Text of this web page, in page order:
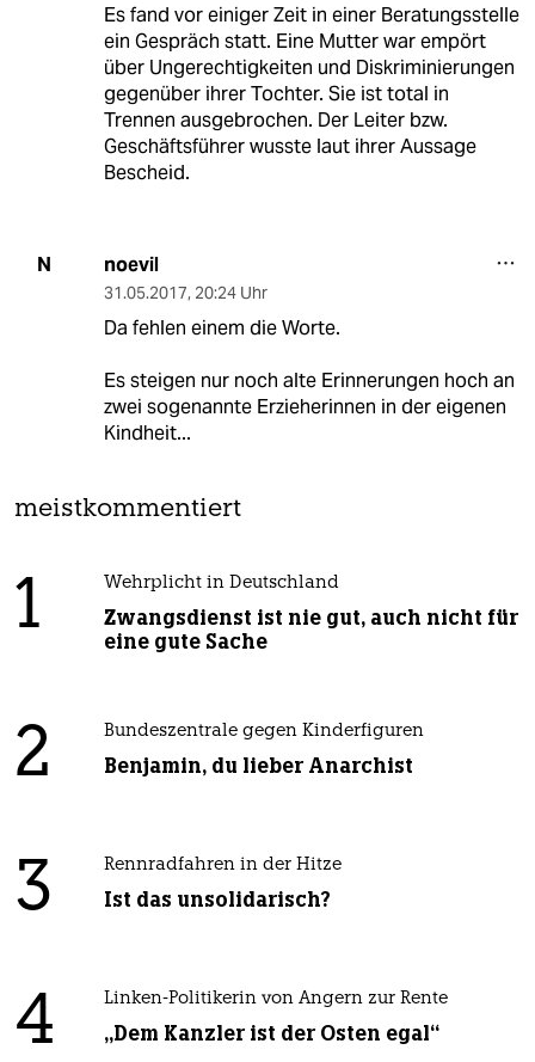
Es fand vor einiger Zeit in einer Beratungsstelle
ein Gespräch statt. Eine Mutter war empört
über Ungerechtigkeiten und Diskriminierungen
gegenüber ihrer Tochter. Sie ist total in
Trennen ausgebrochen. Der Leiter bzw.
Geschäftsführer wusste laut ihrer Aussage
Bescheid.
N noevil
31.05.2017, 20:24 Uhr
Da fehlen einem die Worte.
Es steigen nur noch alte Erinnerungen hoch an
zwei sogenannte Erzieherinnen in der eigenen
Kindheit...
meistkommentiert
1 Wehrplicht in Deutschland
Zwangsdienst ist nie gut, auch nicht für
eine gute Sache
2 Bundeszentrale gegen Kinderfiguren
Benjamin, du lieber Anarchist
3 Rennradfahren in der Hitze
Ist das unsolidarisch?
4 Linken-Politikerin von Angern zur Rente
„Dem Kanzler ist der Osten egal“